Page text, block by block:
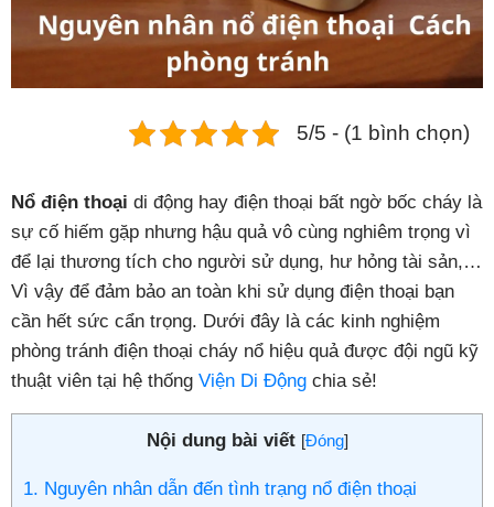
Hệ thống:
17 cửa hàng
(miễn phí)
(Giờ làm việc: 08h00 - 21h00)
Đặt lịch ngay
5/5 - (1 bình chọn)
Nổ điện thoại di động hay điện thoại bất ngờ bốc cháy là
sự cố hiếm gặp nhưng hậu quả vô cùng nghiêm trọng vì
để lại thương tích cho người sử dụng, hư hỏng tài sản,…
Vì vậy để đảm bảo an toàn khi sử dụng điện thoại bạn
cần hết sức cẩn trọng. Dưới đây là các kinh nghiệm
phòng tránh điện thoại cháy nổ hiệu quả được đội ngũ kỹ
thuật viên tại hệ thống Viện Di Động chia sẻ!
Nội dung bài viết [Đóng]
1. Nguyên nhân dẫn đến tình trạng nổ điện thoại